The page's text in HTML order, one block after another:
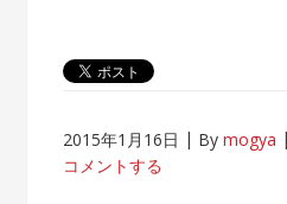
2015年1月16日 Bymogya
コメントする